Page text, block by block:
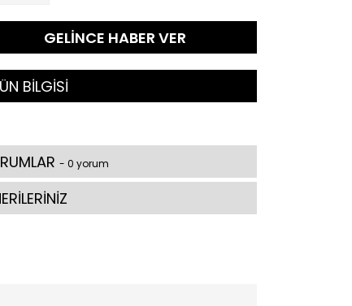
GELİNCE HABER VER
BİLGİSİ
- 0 yorum